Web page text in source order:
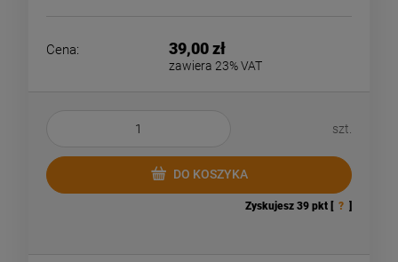
Cena: 39,00 zł
zawiera 23% VAT
szt.
DO KOSZYKA
Zyskujesz 39 pkt [ ? ]